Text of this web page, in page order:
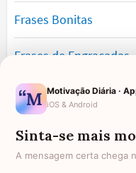
Frases Bonitas
Frases de Engraçadas
Frases Românticas
Frases de Reflexão
Frases Lindas
Motivação Diária ·
iOS & Android
Sinta-se mais
A mensagem certa chega